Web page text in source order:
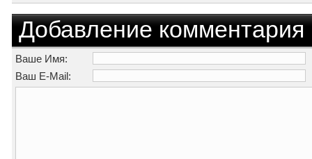
Добавление комментария
Ваше Имя:
Ваш E-Mail: